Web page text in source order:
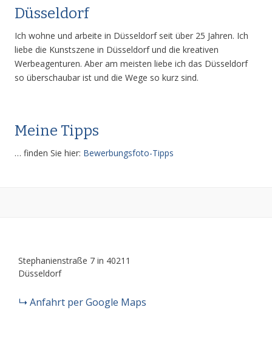
Düsseldorf
Ich wohne und arbeite in Düsseldorf seit über 25 Jahren. Ich
liebe die Kunstszene in Düsseldorf und die kreativen
Werbeagenturen. Aber am meisten liebe ich das Düsseldorf
so überschaubar ist und die Wege so kurz sind.
Meine Tipps
… finden Sie hier: Bewerbungsfoto-Tipps
Stephanienstraße 7 in 40211
Düsseldorf
Anfahrt per Google Maps